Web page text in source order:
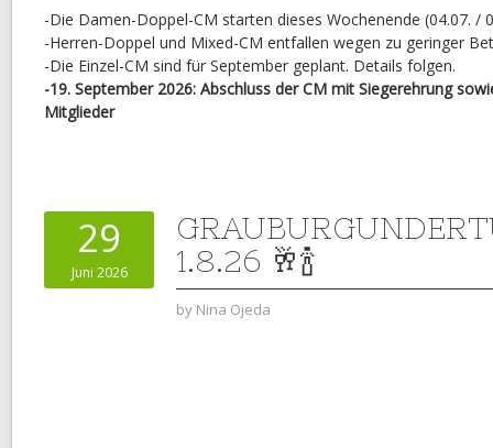
-Die Damen-Doppel-CM starten dieses Wochenende (04.07. /
-Herren-Doppel und Mixed-CM entfallen wegen zu geringer
-Die Einzel-CM sind für September geplant. Details folgen.
-19. September 2026: Abschluss der CM mit Siegerehrung
Mitglieder
29
Juni 2026
1.8.26 🥂🍾
by Nina Ojeda